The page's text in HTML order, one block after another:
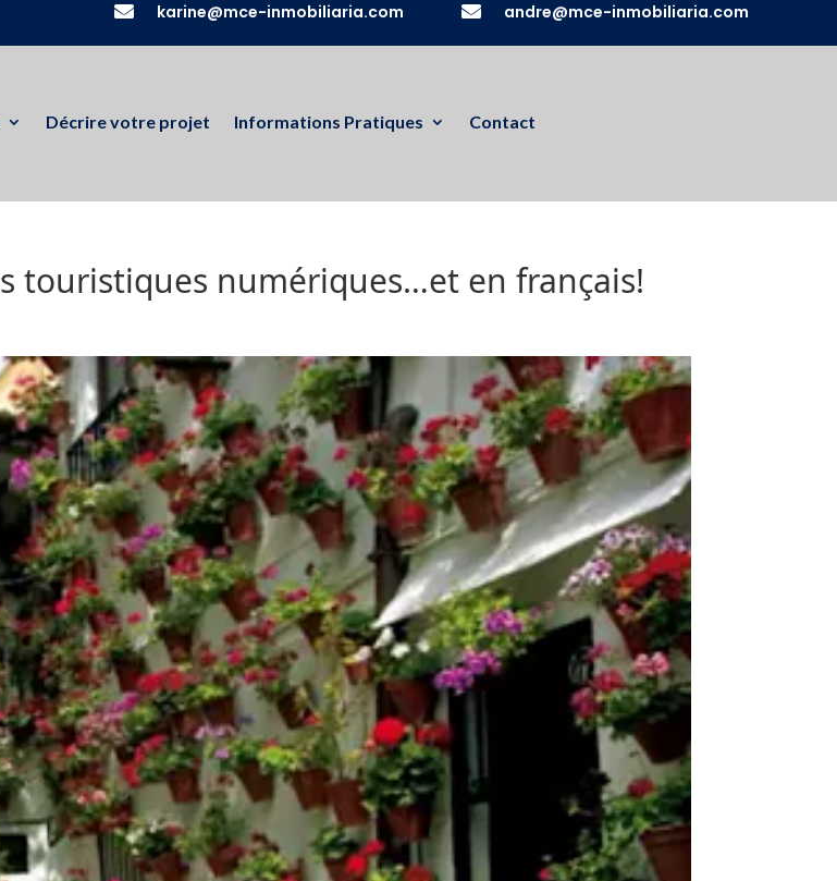
 karine@mce-inmobiliaria.com  andre@mce-inmobiliaria.com
Décrire votre projet Informations Pratiques Contact
touristiques numériques…et en français!